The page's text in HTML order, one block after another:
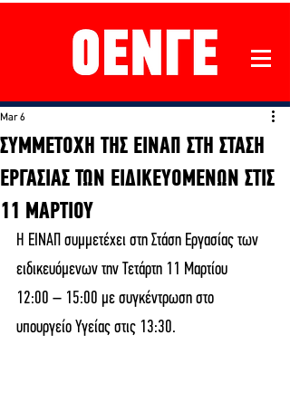
ΣΥΜΜΕΤΟΧΗ ΤΗΣ ΕΙΝΑΠ ΣΤΗ ΣΤΑΣΗ
ΕΡΓΑΣΙΑΣ ΤΩΝ ΕΙΔΙΚΕΥΟΜΕΝΩΝ ΣΤΙΣ
11 ΜΑΡΤΙΟΥ
Mar 6
Η ΕΙΝΑΠ συμμετέχει στη Στάση Εργασίας των
ειδικευόμενων την Τετάρτη 11 Μαρτίου
12:00 – 15:00 με συγκέντρωση στο
υπουργείο Υγείας στις 13:30.